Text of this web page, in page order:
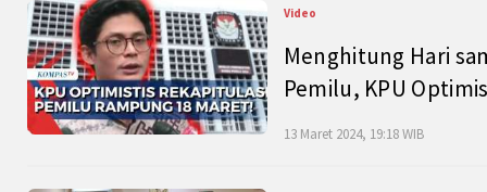
Video
Menghitung Hari
Pemilu, KPU
13 Maret 2024, 19:18 WIB